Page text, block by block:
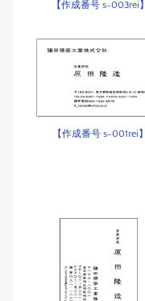
【作成番号 s-003rei】
【作成番号 s-001rei】